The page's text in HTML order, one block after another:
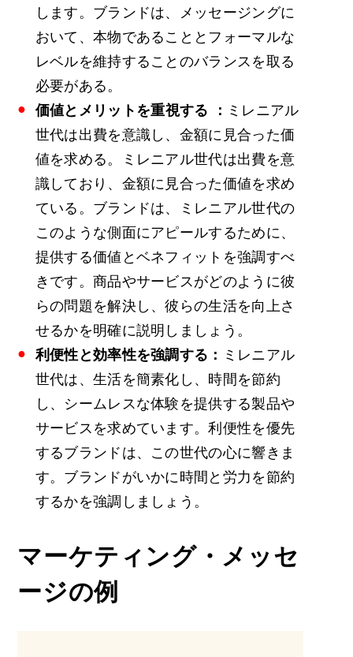
します。ブランドは、メッセージングに
おいて、本物であることとフォーマルな
レベルを維持することのバランスを取る
必要がある。
価値とメリットを重視する ： ミレニアル
世代は出費を意識し、金額に見合った価
値を求める。ミレニアル世代は出費を意
識しており、金額に見合った価値を求め
ている。ブランドは、ミレニアル世代の
このような側面にアピールするために、
提供する価値とベネフィットを強調すべ
きです。商品やサービスがどのように彼
らの問題を解決し、彼らの生活を向上さ
せるかを明確に説明しましょう。
利便性と効率性を強調する： ミレニアル
世代は、生活を簡素化し、時間を節約
し、シームレスな体験を提供する製品や
サービスを求めています。利便性を優先
するブランドは、この世代の心に響きま
す。ブランドがいかに時間と労力を節約
するかを強調しましょう。
マーケティング・メッセ
ージの例